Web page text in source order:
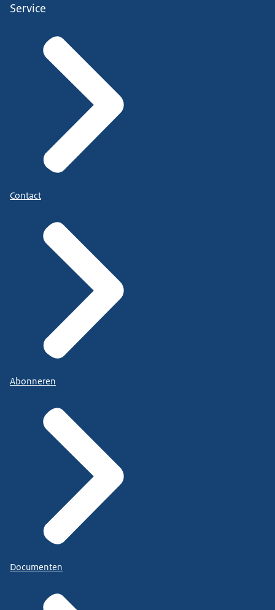
Service
Contact
Abonneren
Documenten